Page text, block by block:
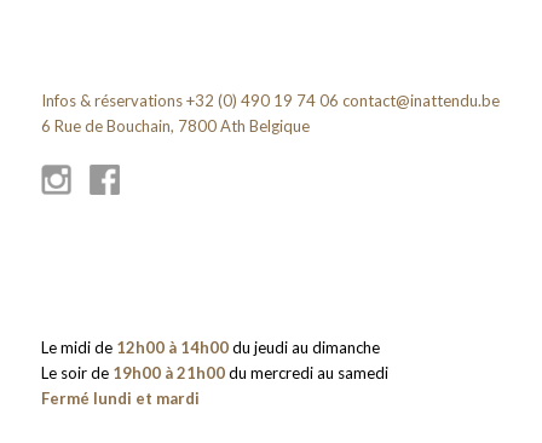
Infos & réservations +32 (0) 490 19 74 06 contact@inattendu.be
6 Rue de Bouchain, 7800 Ath Belgique
Le midi de 12h00 à 14h00du jeudi au dimanche
Le soir de 19h00 à 21h00du mercredi au samedi
Fermé lundi et mardi